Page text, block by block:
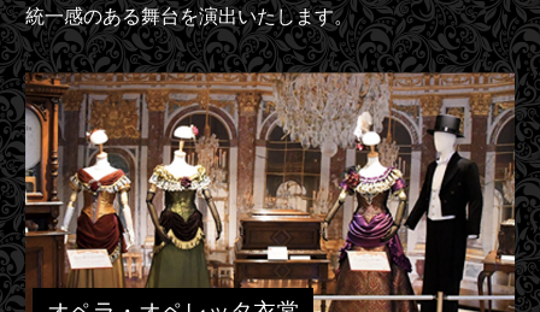
統一感のある舞台を演出いたします。